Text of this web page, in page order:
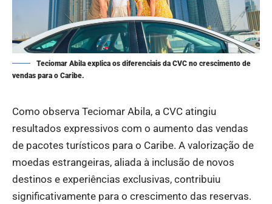
Teciomar Abila explica os diferenciais da CVC no crescimento de
vendas para o Caribe.
Como observa Teciomar Abila, a CVC atingiu
resultados expressivos com o aumento das vendas
de pacotes turísticos para o Caribe. A valorização de
moedas estrangeiras, aliada à inclusão de novos
destinos e experiências exclusivas, contribuiu
significativamente para o crescimento das reservas.